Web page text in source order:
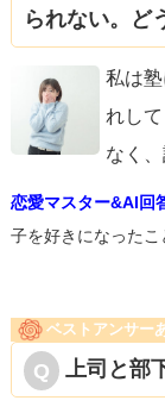
られない。ど
私は
れし
なく
恋愛マスター&AI回
子を好きになった
ベストアンサー
上司と部